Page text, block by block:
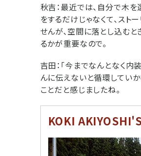
秋吉：最近では、自分で木を
をするだけじゃなくて、スト
せんが、空間に落とし込む
るかが重要なので。
吉田： 「今までなんとなく内
んに伝えないと循環していか
ことだと感じましたね。
KOKI